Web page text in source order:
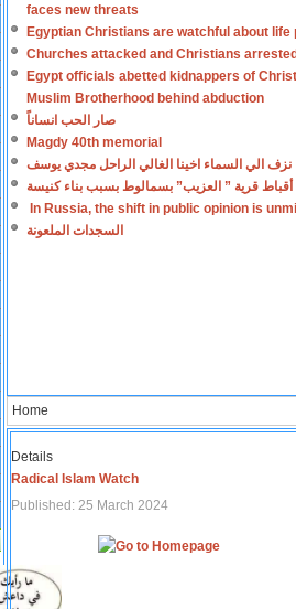
faces new threats
Egyptian Christians are watchful about life
Churches attacked and Christians
Egypt officials abetted kidnappers of
Muslim Brotherhood behind abduction
صار الحب انساناً
Magdy 40th memorial
نزف الي السماء اخينا الغالي الراحل مجدي يوسف
أقباط قرية ” العزيب” بسمالوط بسبب بناء كنيسة
In Russia, the shift in public opinion is
السجدات الملعونة
Home
Details
Radical Islam Watch
Published: 25 March 2024